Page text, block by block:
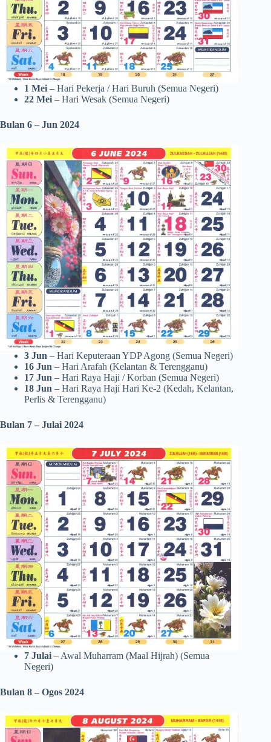
1 Mei – Hari Pekerja / Hari Buruh (Semua Negeri)
22 Mei – Hari Wesak (Semua Negeri)
Bulan 6 – Jun 2024
3 Jun – Hari Keputeraan YDP Agong (Semua Negeri)
16 Jun – Hari Arafah (Kelantan & Terengganu)
17 Jun – Hari Raya Haji / Korban (Semua Negeri)
18 Jun – Hari Raya Haji Hari Ke-2 (Kedah, Kelantan,
Perlis & Terengganu)
Bulan 7 – Julai 2024
7 Julai – Awal Muharram (Maal Hijrah) (Semua
Negeri)
Bulan 8 – Ogos 2024